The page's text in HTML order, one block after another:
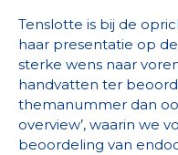
Tenslotte is bij de
haar presentatie op
sterke wens naar
handvatten ter
themanummer dan
overview’, waarin we
beoordeling van